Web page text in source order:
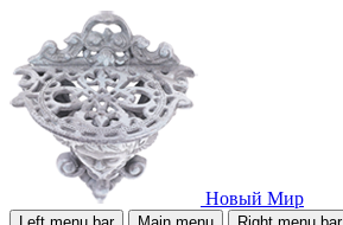
Новый Мир